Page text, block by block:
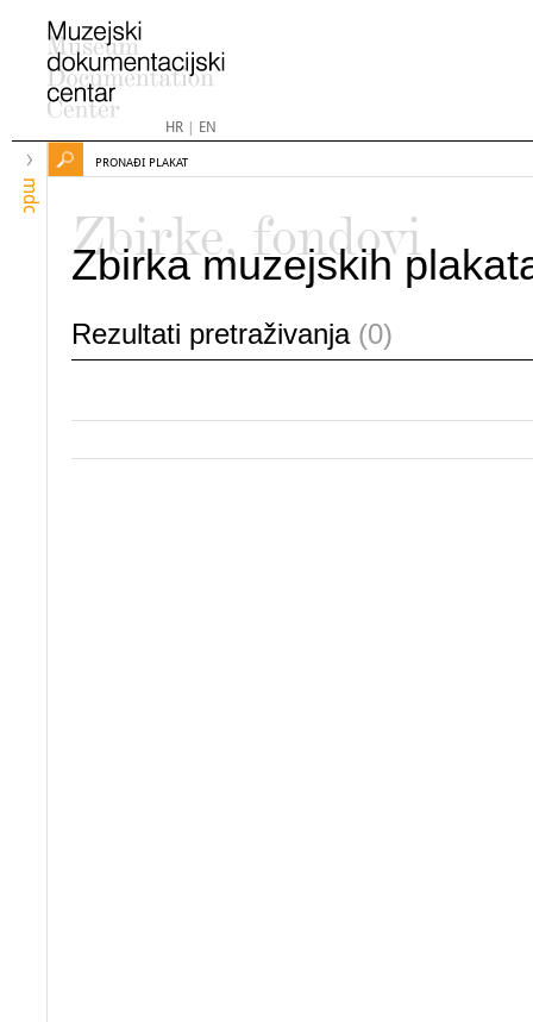
HR| EN
mdc
PRONAĐI PLAKAT
Zbirke, fondovi
Zbirka muzejskih
Rezultati pretraživanja (0)